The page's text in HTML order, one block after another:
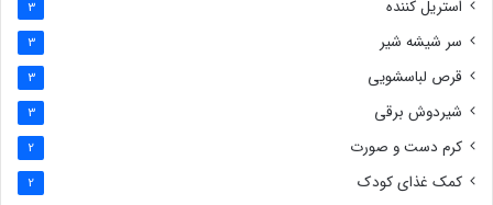
استریل کننده 3
سر شیشه شیر 3
قرص لباسشویی 3
شیردوش برقی 3
کرم دست و صورت 2
کمک غذای کودک 2